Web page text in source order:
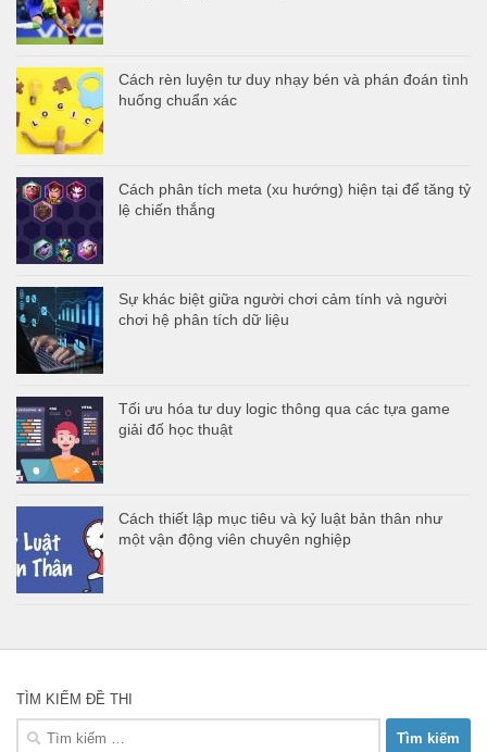
Cách rèn luyện tư duy nhạy bén và phán đoán tình
huống chuẩn xác
Cách phân tích meta (xu hướng) hiện tại để tăng tỷ
lệ chiến thắng
Sự khác biệt giữa người chơi cảm tính và người
chơi hệ phân tích dữ liệu
Tối ưu hóa tư duy logic thông qua các tựa game
giải đố học thuật
Cách thiết lập mục tiêu và kỷ luật bản thân như
một vận động viên chuyên nghiệp
TÌM KIẾM ĐỀ THI
Tìm